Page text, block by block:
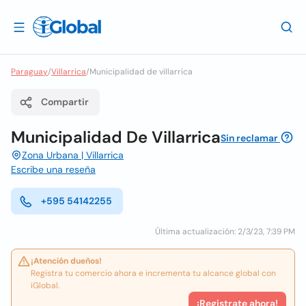
Paraguay/Villarrica/Municipalidad de villarrica
Compartir
Municipalidad De VillarricaSin reclamar
Zona Urbana | Villarrica
Escribe una reseña
+595 54142255
Última actualización: 2/3/23, 7:39 PM
¡Atención dueños!
Registra tu comercio ahora e incrementa tu alcance global con
iGlobal.
¡Registrate ahora!